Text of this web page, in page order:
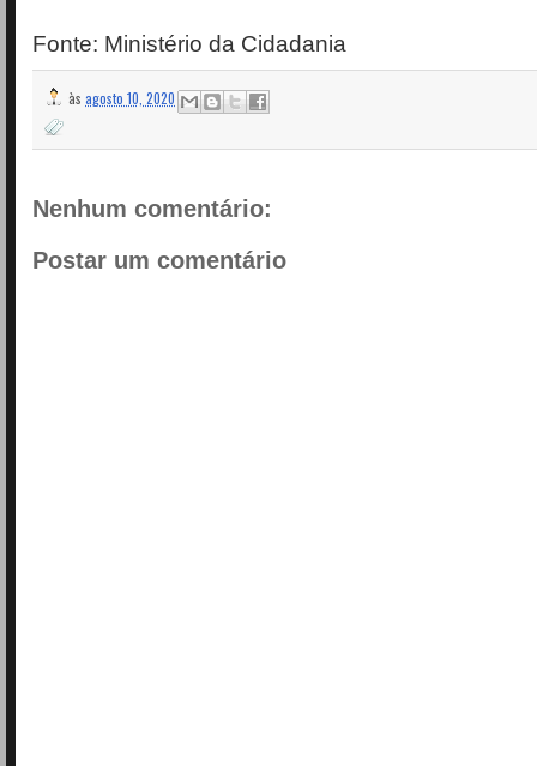
Fonte: Ministério da Cidadania
às agosto 10, 2020
Nenhum comentário:
Postar um comentário